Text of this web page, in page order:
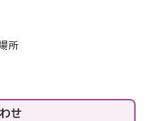
所
せ